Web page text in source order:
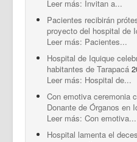
Leer más: Invitan a...
Pacientes recibirán
proyecto del hospital de
Leer más: Pacientes...
Hospital de Iquique
habitantes de Tarapacá
Leer más: Hospital de...
Con emotiva ceremonia
Donante de Órganos en
Leer más: Con emotiva...
Hospital lamenta el